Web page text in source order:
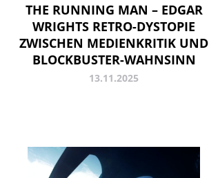
THE RUNNING MAN – EDGAR
WRIGHTS RETRO-DYSTOPIE
ZWISCHEN MEDIENKRITIK UND
BLOCKBUSTER-WAHNSINN
13.11.2025